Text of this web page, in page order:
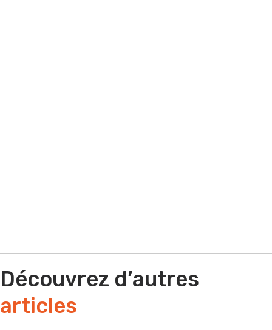
Découvrez d’autres
articles